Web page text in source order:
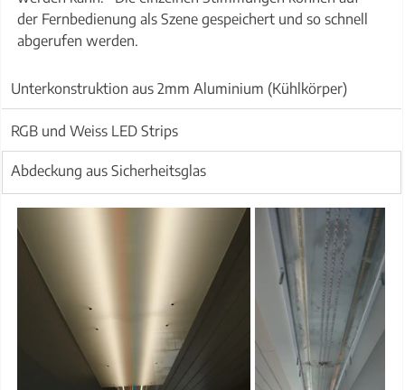
der Fernbedienung als Szene gespeichert und so schnell
abgerufen werden.
Unterkonstruktion aus 2mm Aluminium (Kühlkörper)
RGB und Weiss LED Strips
​Abdeckung aus Sicherheitsglas